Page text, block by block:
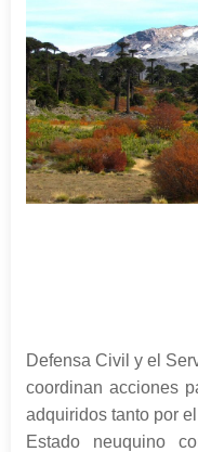
Defensa Civil y el
coordinan acciones
adquiridos tanto por el
Estado neuquino